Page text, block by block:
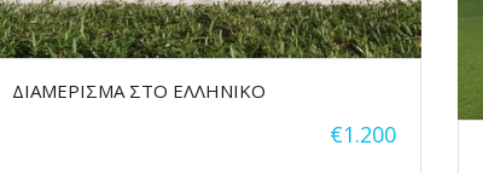
ΔΙΑΜΕΡΙΣΜΑ ΣΤΟ ΕΛΛΗΝΙΚΟ
€1.200